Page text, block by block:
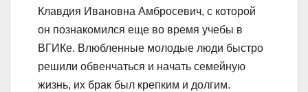
Клавдия Ивановна Амбросевич, с которой
он познакомился еще во время учебы в
ВГИКе. Влюбленные молодые люди быстро
решили обвенчаться и начать семейную
жизнь, их брак был крепким и долгим.